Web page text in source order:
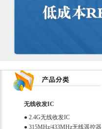
无线收发IC
● 2.4G无线收发IC
● 315MHz/433MHz无线遥控器